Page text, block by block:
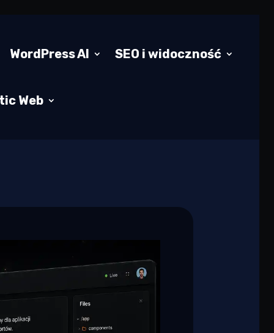
WordPress AI SEO i widoczność
Web